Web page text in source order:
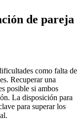
de pareja
como falta de
Recuperar una
posible si ambos
La disposición para
para superar los